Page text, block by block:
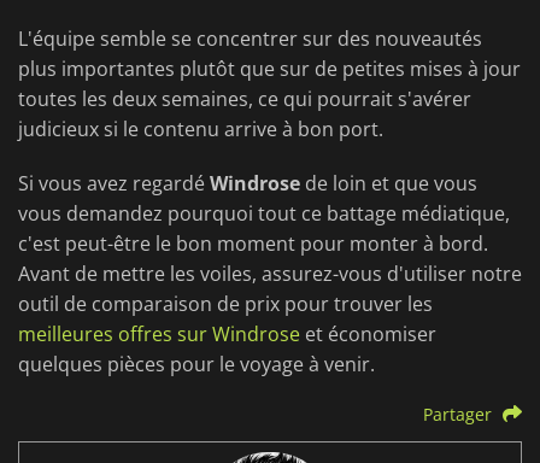
L'équipe semble se concentrer sur des nouveautés
plus importantes plutôt que sur de petites mises à jour
toutes les deux semaines, ce qui pourrait s'avérer
judicieux si le contenu arrive à bon port.
Si vous avez regardéWindrose de loin et que vous
vous demandez pourquoi tout ce battage médiatique,
c'est peut-être le bon moment pour monter à bord.
Avant de mettre les voiles, assurez-vous d'utiliser notre
outil de comparaison de prix pour trouver les
meilleures offres sur Windrose et économiser
quelques pièces pour le voyage à venir.
Partager